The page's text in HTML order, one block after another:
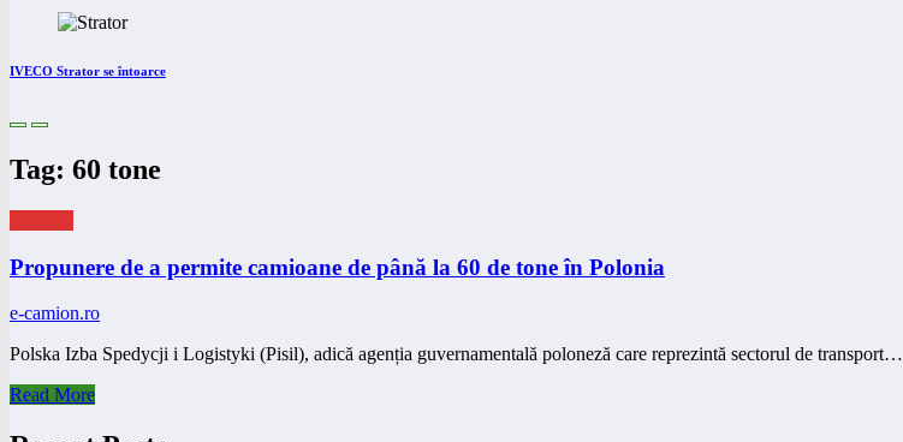
IVECO Strator se întoarce
Tag: 60 tone
Propunere de a permite camioane de până la 60 de tone în Polonia
e-camion.ro
Polska Izba Spedycji i Logistyki (Pisil), adică agenția guvernamentală poloneză care reprezintă sectorul de transport…
Read More